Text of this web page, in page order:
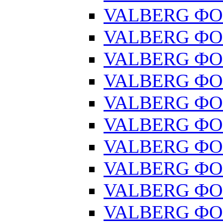
VALBERG
VALBERG
VALBERG
VALBERG
VALBERG
VALBERG
VALBERG
VALBERG
VALBERG
VALBERG